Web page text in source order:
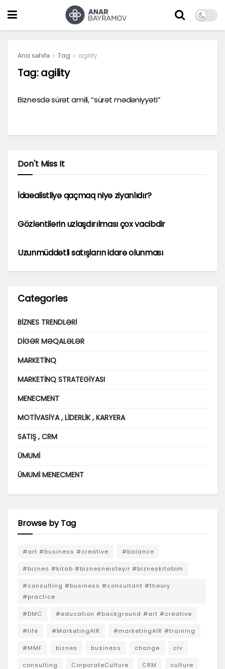
Ana səhifə Tag agility
Tag:agility
Biznesdə sürət amili, “sürət mədəniyyəti”
Don't Miss It
MENECMENT
İdaealistliyə qaçmaq niyə ziyanlıdır?
Gözləntilərin uzlaşdırılması çox vacibdir
Uzunmüddətli satışların idarə olunması
Categories
BIZNES TRENDLƏRI
DIGƏR MƏQALƏLƏR
MARKETINQ
MARKETINQ STRATEGIYASI
MENECMENT
MOTIVASIYA , LIDERLIK , KARYERA
SATIŞ , CRM
ÜMUMI
ÜMUMI MENECMENT
Browse by Tag
#art #business #creative #balance
#biznes #kitab #biznesneisteyir #bizneskitabim
#consulting #business #consultant #theory
#practice
#DMC #education #background #art #creative
#life #MarketingAIR #marketingAIR #training
#MMF biznes business change clv
consulting CorporateCulture CRM culture